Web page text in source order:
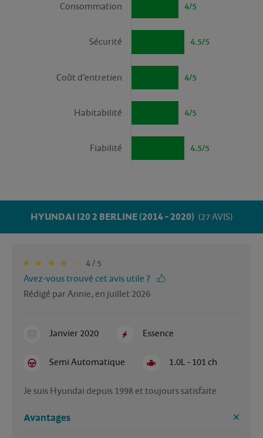
4/5
Consommation
4.5/5
Sécurité
4/5
Coût d’entretien
4/5
Habitabilité
4.5/5
Fiabilité
HYUNDAI I20 2 BERLINE (2014 - 2020) (27 AVIS)
4 / 5
Avez-vous trouvé cet avis utile ?
Rédigé par Annie, en juillet 2026
Janvier 2020 Essence
Semi Automatique 1.0L - 101 ch
Je suis Hyundai depuis 1998 et toujours satisfaite
Avantages